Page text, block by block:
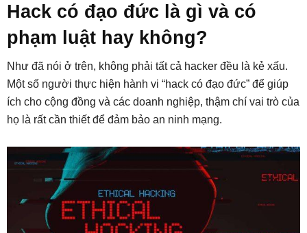
Hack có đạo đức là gì và có
phạm luật hay không?
Như đã nói ở trên, không phải tất cả hacker đều là kẻ xấu.
Một số người thực hiện hành vi “hack có đạo đức” để giúp
ích cho cộng đồng và các doanh nghiệp, thậm chí vai trò của
họ là rất cần thiết để đảm bảo an ninh mạng.